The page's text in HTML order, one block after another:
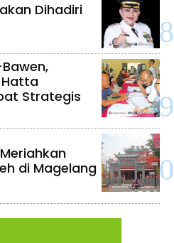
Dihadiri
Strategis
di Magelang